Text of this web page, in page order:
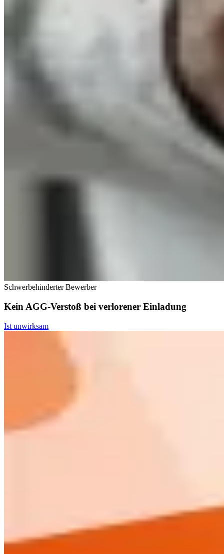
Schwerbehinderter Bewerber
Kein AGG-Verstoß bei verlorener Einladung
Ist unwirksam